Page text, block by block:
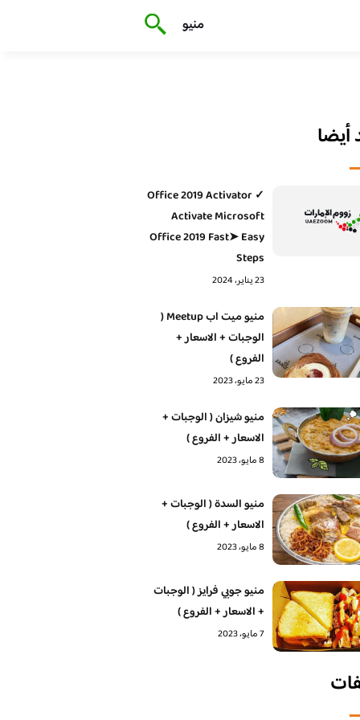
منيو
Office 2019 Activator ✓
Activate Microsoft
Office 2019 Fast➤ Easy
Steps
23 يناير، 2024
منيو ميت اب Meetup (
الوجبات + الاسعار +
الفروع )
23 مايو، 2023
منيو شيزان ( الوجبات +
الاسعار + الفروع )
8 مايو، 2023
منيو السدة ( الوجبات +
الاسعار + الفروع )
8 مايو، 2023
منيو جوبي فرايز ( الوجبات
+ الاسعار + الفروع )
7 مايو، 2023